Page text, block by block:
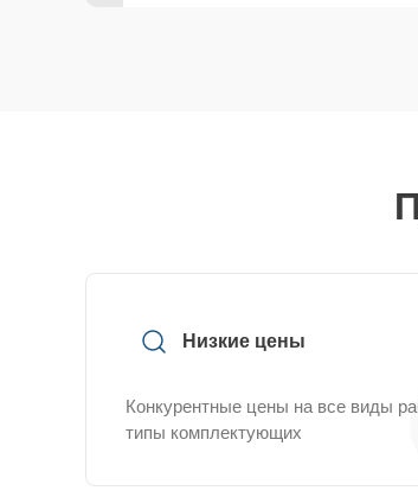
Низкие цены
Конкурентные цены на все виды
типы комплектующих